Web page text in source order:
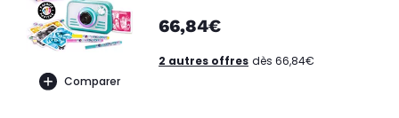
Comparer
66,84€
2 autres offres dès 66,84€